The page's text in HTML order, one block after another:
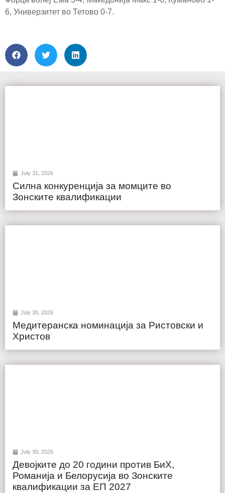
6, Универзитет во Тетово 0-7.
July 31, 2026
Силна конкуренција за момците во
Зонските квалификации
July 30, 2026
Медитеранска номинација за Ристовски и
Христов
July 30, 2026
Девојките до 20 години против БиХ,
Романија и Белорусија во Зонските
квалификации за ЕП 2027